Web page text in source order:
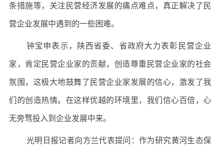
条措施等，关注民营经济发展的痛点难点，真正解决了民
营企业发展中遇到的一些困难。
钟宝申表示，陕西省委、省政府大力表彰民营企业
家，肯定民营企业家的贡献，创造尊重民营企业家的社会
氛围，这极大地鼓舞了民营企业家发展的信心，激发了我
们的创造热情。在这样优越的环境里，我们信心百倍，心
无旁骛投入到企业发展中来。
光明日报记者向方兰代表提问：作为研究黄河生态保